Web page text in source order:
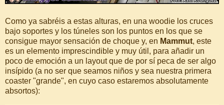
Como ya sabréis a estas alturas, en una woodie los cruces
bajo soportes y los túneles son los puntos en los que se
consigue mayor sensación de choque y, en Mammut, este
es un elemento imprescindible y muy útil, para añadir un
poco de emoción a un layout que de por sí peca de ser algo
insípido (a no ser que seamos niños y sea nuestra primera
coaster "grande", en cuyo caso estaremos absolutamente
absortos):